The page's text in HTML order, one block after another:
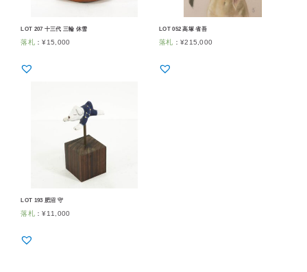
LOT 207 十三代 三輪 休雪
落札 ：¥15,000
LOT 052 高塚 省吾
落札 ： ¥215,000
LOT 193 肥沼 守
落札 ：¥11,000